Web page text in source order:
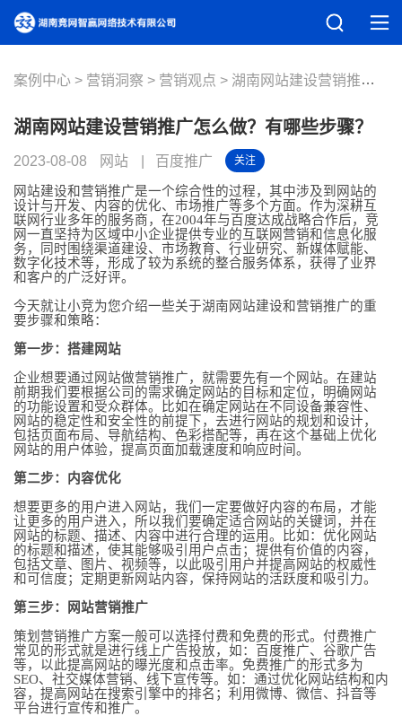
案例中心 营销洞察 营销观点 湖南网站建设营销推广怎么做？有哪些步骤？
湖南网站建设营销推广怎么做？有哪些步骤？
2023-08-08 网站 百度推广 关注
网站建设和营销推广是一个综合性的过程，其中涉及到网站的
设计与开发、内容的优化、市场推广等多个方面。作为深耕互
联网行业多年的服务商，在2004年与百度达成战略合作后，竞
网一直坚持为区域中小企业提供专业的互联网营销和信息化服
务，同时围绕渠道建设、市场教育、行业研究、新媒体赋能、
数字化技术等，形成了较为系统的整合服务体系，获得了业界
和客户的广泛好评。
今天就让小竞为您介绍一些关于湖南网站建设和营销推广的重
要步骤和策略：
第一步：搭建网站
企业想要通过网站做营销推广，就需要先有一个网站。在建站
前期我们要根据公司的需求确定网站的目标和定位，明确网站
的功能设置和受众群体。比如在确定网站在不同设备兼容性、
网站的稳定性和安全性的前提下，去进行网站的规划和设计，
包括页面布局、导航结构、色彩搭配等，再在这个基础上优化
网站的用户体验，提高页面加载速度和响应时间。
第二步：内容优化
想要更多的用户进入网站，我们一定要做好内容的布局，才能
让更多的用户进入，所以我们要确定适合网站的关键词，并在
网站的标题、描述、内容中进行合理的运用。比如：优化网站
的标题和描述，使其能够吸引用户点击；提供有价值的内容，
包括文章、图片、视频等，以此吸引用户并提高网站的权威性
和可信度；定期更新网站内容，保持网站的活跃度和吸引力。
第三步：网站营销推广
策划营销推广方案一般可以选择付费和免费的形式。付费推广
常见的形式就是进行线上广告投放，如：百度推广、谷歌广告
等，以此提高网站的曝光度和点击率。免费推广的形式多为
SEO、社交媒体营销、线下宣传等。如：通过优化网站结构和内
容，提高网站在搜索引擎中的排名；利用微博、微信、抖音等
平台进行宣传和推广。